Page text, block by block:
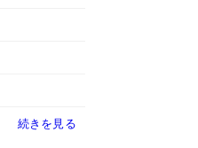
続きを見る